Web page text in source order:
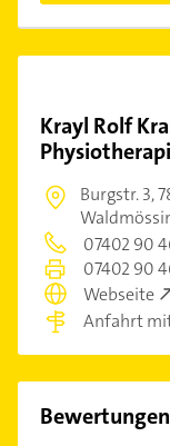
Krayl Rolf
Burgstr. 3,
07402 90
07402 90
Webseite
Anfahrt
Bewertungen